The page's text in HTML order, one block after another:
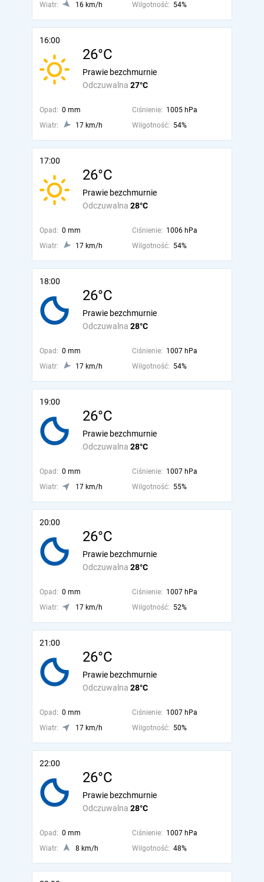
Wiatr:
16 km/h Wilgotność: 54%
16:00
26°C
Odczuwalna 27°C
Prawie bezchmurnie
Opad: 0 mm Ciśnienie: 1005 hPa
Wiatr:
17 km/h Wilgotność: 54%
17:00
26°C
Odczuwalna 28°C
Prawie bezchmurnie
Opad: 0 mm Ciśnienie: 1006 hPa
Wiatr:
17 km/h Wilgotność: 54%
18:00
26°C
Odczuwalna 28°C
Prawie bezchmurnie
Opad: 0 mm Ciśnienie: 1007 hPa
Wiatr:
17 km/h Wilgotność: 54%
19:00
26°C
Odczuwalna 28°C
Prawie bezchmurnie
Opad: 0 mm Ciśnienie: 1007 hPa
Wiatr:
17 km/h Wilgotność: 55%
20:00
26°C
Odczuwalna 28°C
Prawie bezchmurnie
Opad: 0 mm Ciśnienie: 1007 hPa
Wiatr:
17 km/h Wilgotność: 52%
21:00
26°C
Odczuwalna 28°C
Prawie bezchmurnie
Opad: 0 mm Ciśnienie: 1007 hPa
Wiatr:
17 km/h Wilgotność: 50%
22:00
26°C
Odczuwalna 28°C
Prawie bezchmurnie
Opad: 0 mm Ciśnienie: 1007 hPa
Wiatr:
8 km/h Wilgotność: 48%